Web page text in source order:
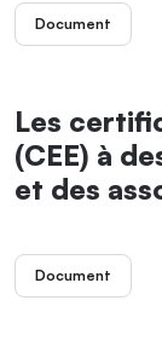
Document
Les
(CEE) à
et des
Document